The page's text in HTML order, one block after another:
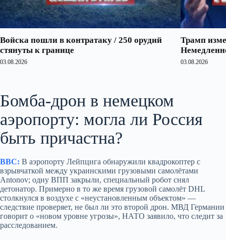
Войска пошли в контратаку / 250 орудий
стянуты к границе
03.08.2026
Трамп
03.08.2026
Бомба-дрон в немецком
аэропорту: могла ли Россия
быть причастна?
BBC: В аэропорту Лейпцига обнаружили квадрокоптер с
взрывчаткой между украинскими грузовыми самолётами
Antonov; одну ВПП закрыли, специальный робот снял
детонатор. Примерно в то же время грузовой самолёт DHL
столкнулся в воздухе с «неустановленным объектом» —
следствие проверяет, не был ли это второй дрон. МВД Германии
говорит о «новом уровне угрозы», НАТО заявило, что следит за
расследованием.